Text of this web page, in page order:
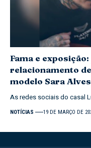
Fama e
relacionamento
modelo Sara Alves
As redes sociais do casal
NOTÍCIAS 19 DE MARÇO DE